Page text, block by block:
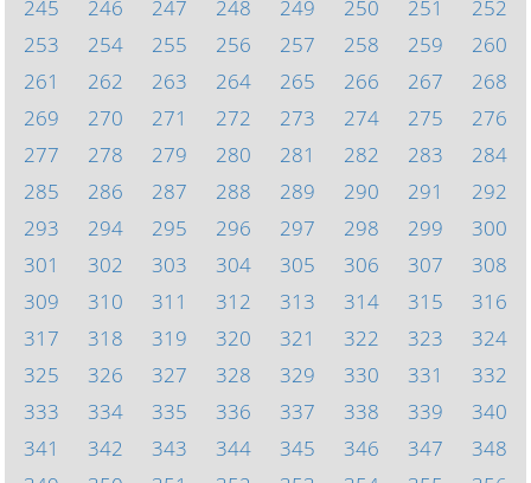
245
246 247 248 249 250 251
252
253
254 255 256 257 258 259
260
261
262 263 264 265 266 267
268
269
270 271 272 273 274 275
276
277
278 279 280 281 282 283
284
285
286 287 288 289 290 291
292
293
294 295 296 297 298 299
300
301
302 303 304 305 306 307
308
309
310 311 312 313 314 315
316
317
318 319 320 321 322 323
324
325
326 327 328 329 330 331
332
333
334 335 336 337 338 339
340
341
342 343 344 345 346 347
348